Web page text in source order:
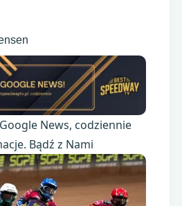
News, codziennie
Bądź z Nami